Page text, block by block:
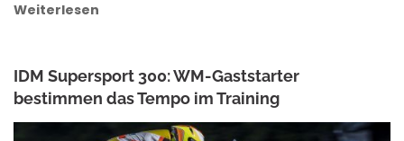
Weiterlesen
IDM Supersport 300: WM-Gaststarter
bestimmen das Tempo im Training